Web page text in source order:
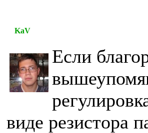
KaV
Если
виде резистора